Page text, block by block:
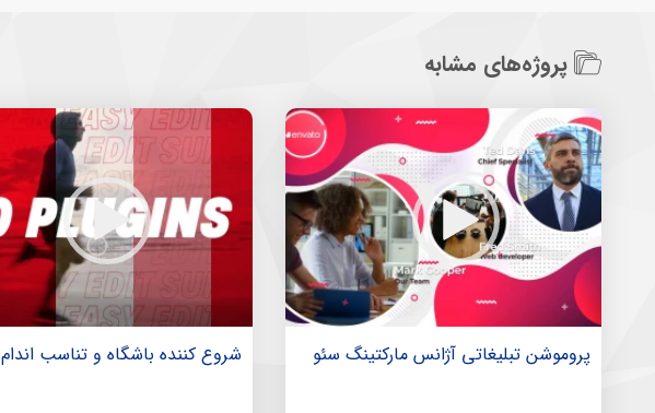
پروژه‌های مشابه
پروموشن تبلیغاتی آژانس مارکتینگ سئو شروع کننده باشگاه و تناسب اندام